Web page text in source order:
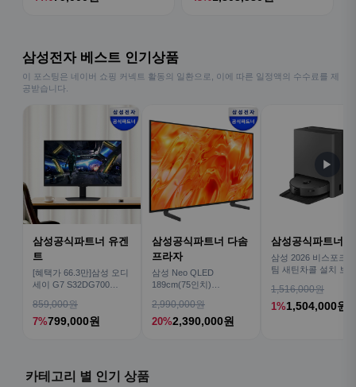
삼성전자 베스트 인기상품
이 포스팅은 네이버 쇼핑 커넥트 활동의 일환으로, 이에 따른 일정액의 수수료를 제
공받습니다.
삼성공식파트너 유겐
트
[혜택가 66.3만]삼성 오디
세이 G7 S32DG700
859,000원
7%799,000원
삼성공식파트너 다솜
프라자
삼성 Neo QLED
189cm(75인치)
TV
2,990,000원
20%2,390,000원
삼성공식파트너
삼성 2026 비스포크
팀 새틴차콜 설치 보
1,516,000원
1%1,504,000원
▶
카테고리 별 인기 상품